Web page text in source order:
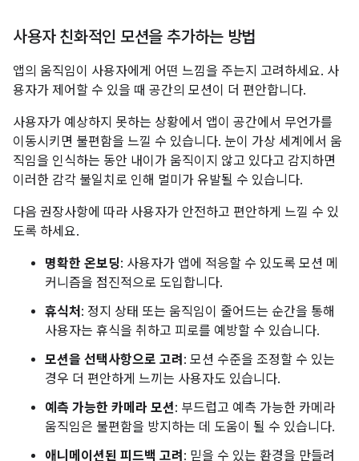
사용자 친화적인 모션을 추가하는 방법
앱의 움직임이 사용자에게 어떤 느낌을 주는지 고려하세요. 사
용자가 제어할 수 있을 때 공간의 모션이 더 편안합니다.
사용자가 예상하지 못하는 상황에서 앱이 공간에서 무언가를
이동시키면 불편함을 느낄 수 있습니다. 눈이 가상 세계에서 움
직임을 인식하는 동안 내이가 움직이지 않고 있다고 감지하면
이러한 감각 불일치로 인해 멀미가 유발될 수 있습니다.
다음 권장사항에 따라 사용자가 안전하고 편안하게 느낄 수 있
도록 하세요.
명확한 온보딩: 사용자가 앱에 적응할 수 있도록 모션 메
커니즘을 점진적으로 도입합니다.
휴식처 : 정지 상태 또는 움직임이 줄어드는 순간을 통해
사용자는 휴식을 취하고 피로를 예방할 수 있습니다.
모션을 선택사항으로 고려 : 모션 수준을 조정할 수 있는
경우 더 편안하게 느끼는 사용자도 있습니다.
예측 가능한 카메라 모션: 부드럽고 예측 가능한 카메라
움직임은 불편함을 방지하는 데 도움이 될 수 있습니다.
애니메이션된 피드백 고려 : 믿을 수 있는 환경을 만들려